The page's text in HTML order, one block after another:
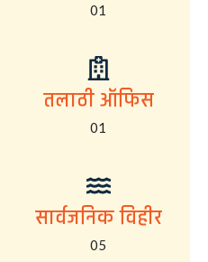
01
तलाठी ऑफिस
01
सार्वजनिक विहीर
05